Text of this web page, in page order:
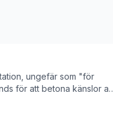
ungefär som "för
för att betona känslor av